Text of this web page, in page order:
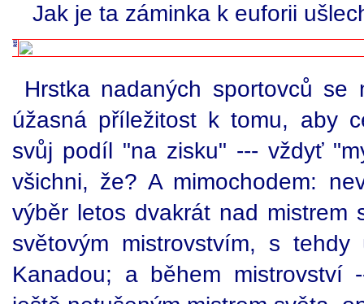
Jak je ta záminka k euforii
Hrstka nadaných sportovců
úžasná příležitost k tomu, aby
svůj podíl "na zisku" --- vždyť
všichni, že? A mimochodem:
výběr letos dvakrát nad mistrem
světovým mistrovstvím, s
Kanadou; a během mistrovství